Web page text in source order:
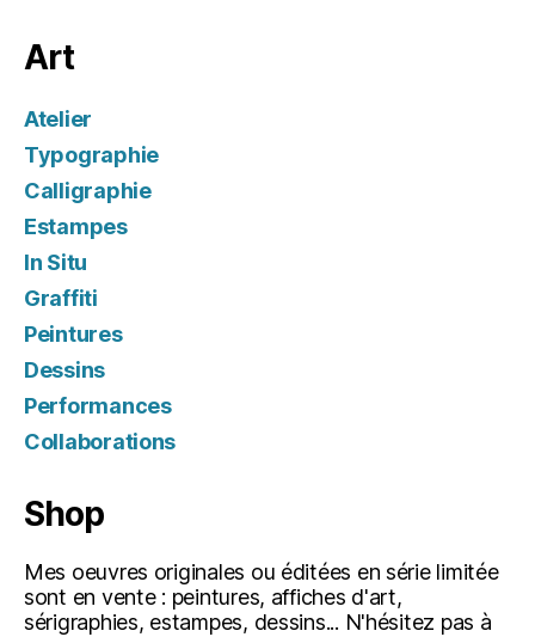
Art
Atelier
Typographie
Calligraphie
Estampes
In Situ
Graffiti
Peintures
Dessins
Performances
Collaborations
Shop
Mes oeuvres originales ou éditées en série limitée
sont en vente : peintures, affiches d'art,
sérigraphies, estampes, dessins... N'hésitez pas à